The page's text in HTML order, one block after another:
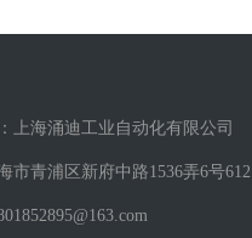
上海涌迪工业自动化有限公司
市青浦区新府中路1536弄6号612